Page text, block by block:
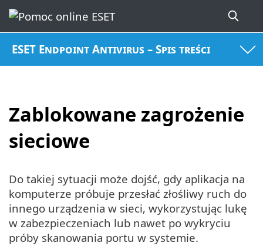
ESET Endpoint Antivirus – Spis treści
Zablokowane zagrożenie
sieciowe
Do takiej sytuacji może dojść, gdy aplikacja na
komputerze próbuje przesłać złośliwy ruch do
innego urządzenia w sieci, wykorzystując lukę
w zabezpieczeniach lub nawet po wykryciu
próby skanowania portu w systemie.